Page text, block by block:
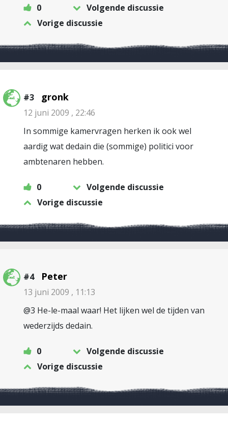
0
Volgende discussie
Vorige discussie
#3 gronk
12 juni 2009 , 22:46
In sommige kamervragen herken ik ook wel
aardig wat dedain die (sommige) politici voor
ambtenaren hebben.
0
Volgende discussie
Vorige discussie
#4 Peter
13 juni 2009 , 11:13
@3 He-le-maal waar! Het lijken wel de tijden van
wederzijds dedain.
0
Volgende discussie
Vorige discussie